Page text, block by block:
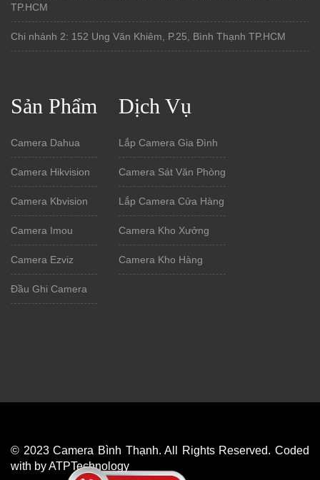
TP.HCM
Chi nhánh 2: 152 Ung Văn Khiêm, P.25, Bình Thạnh TP.HCM
Sản Phẩm
Camera Dahua
Camera Hikvision
Camera Kbvision
Camera Imou
Camera Ezviz
Đầu Ghi Camera
Dịch Vụ
Lắp Camera Gia Đình
Camera Sát Văn Phòng
Lắp Camera Cửa Hàng
Camera Kho Xưởng
Camera Kho Hàng
© 2023 Camera Bình Thạnh. All Rights Reserved. Coded
with by ATPTechnology